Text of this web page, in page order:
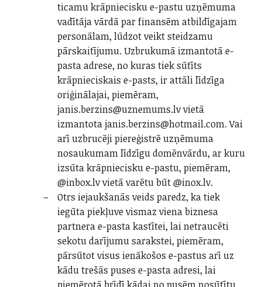
ticamu krāpniecisku e-pastu uzņēmuma
vadītāja vārdā par finansēm atbildīgajam
personālam, lūdzot veikt steidzamu
pārskaitījumu. Uzbrukumā izmantotā e-
pasta adrese, no kuras tiek sūtīts
krāpnieciskais e-pasts, ir attāli līdzīga
oriģinālajai, piemēram,
janis.berzins@uznemums.lv vietā
izmantota janis.berzins@hotmail.com. Vai
arī uzbrucēji piereģistrē uzņēmuma
nosaukumam līdzīgu domēnvārdu, ar kuru
izsūta krāpniecisku e-pastu, piemēram,
@inbox.lv vietā varētu būt @inox.lv.
Otrs iejaukšanās veids paredz, ka tiek
iegūta piekļuve vismaz viena biznesa
partnera e-pasta kastītei, lai netraucēti
sekotu darījumu sarakstei, piemēram,
pārsūtot visus ienākošos e-pastus arī uz
kādu trešās puses e-pasta adresi, lai